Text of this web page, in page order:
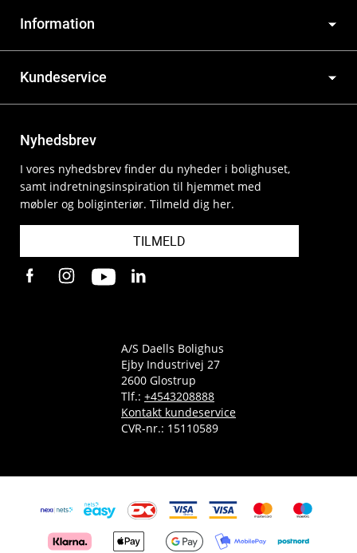
Information
Kundeservice
Nyhedsbrev
I vores nyhedsbrev finder du nyheder i bolighuset,
samt indretningsinspiration til hjemmet med
møbler og boliginteriør. Tilmeld dig her.
TILMELD
A/S Daells Bolighus
Ejby Industrivej 27
2600 Glostrup
Tlf.: +4543208888
Kontakt kundeservice
CVR-nr.: 15110589